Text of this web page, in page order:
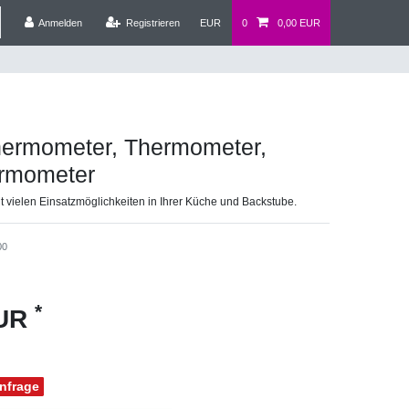
Anmelden
Registrieren EUR 0 0,00 EUR
Thermometer,
vielen Einsatzmöglichkeiten in Ihrer Küche und Backstube.
*